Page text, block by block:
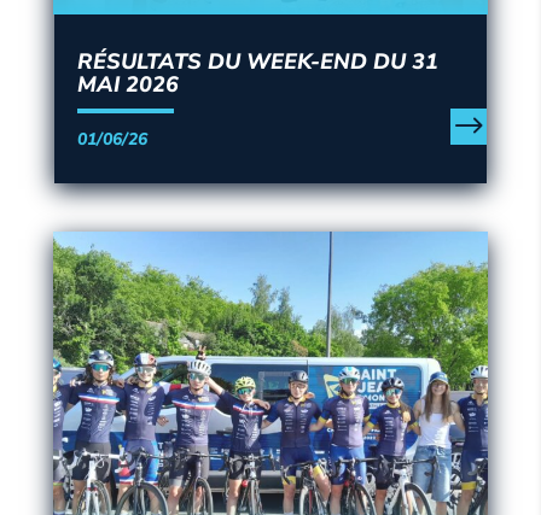
RÉSULTATS DU WEEK-END DU 31
MAI 2026
01/06/26